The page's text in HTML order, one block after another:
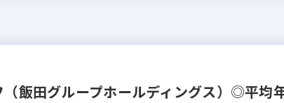
（飯田グループホールディングス）◎平